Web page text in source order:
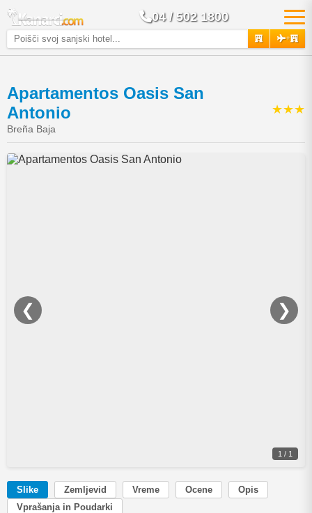
04 / 502 1800
+
Apartamentos Oasis San
Antonio
Breña Baja
★★★
❮ ❯
1 / 1
Slike Zemljevid Vreme Ocene
Opis
Vprašanja in Poudarki